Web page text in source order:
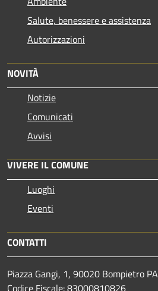
Salute, benessere e assistenza
Autorizzazioni
NOVITÀ
Notizie
Comunicati
Avvisi
VIVERE IL COMUNE
Luoghi
Eventi
CONTATTI
Piazza Gangi, 1, 90020 Bompietro PA
Codice Fiscale: 83000810826